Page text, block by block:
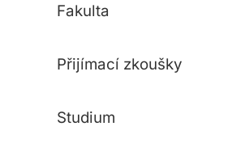
Fakulta
Přijímací zkoušky
Studium